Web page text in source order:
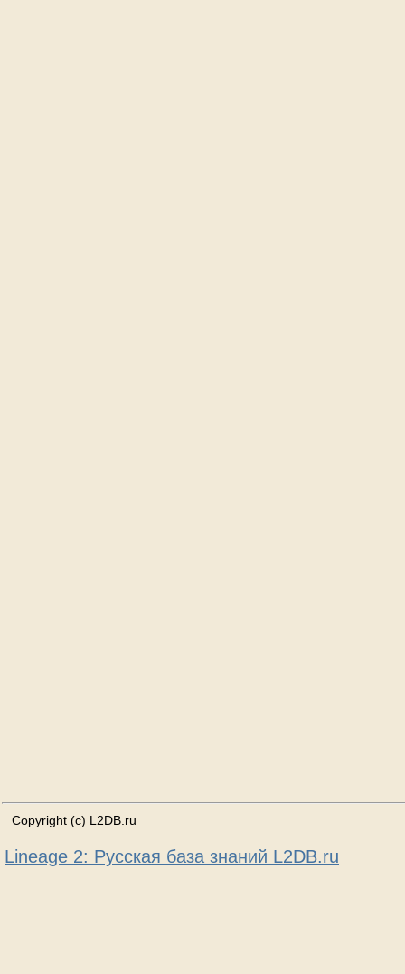
Copyright (c) L2DB.ru
Lineage 2: Русская база знаний L2DB.ru